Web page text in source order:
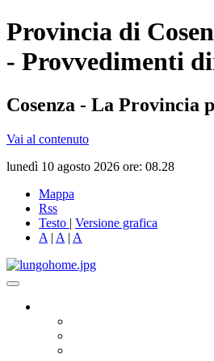
Provincia di
- Provvedimenti
Cosenza - La Provincia
Vai al contenuto
lunedì 10 agosto 2026 ore: 08.28
Mappa
Rss
Testo | Versione grafica
A | A | A